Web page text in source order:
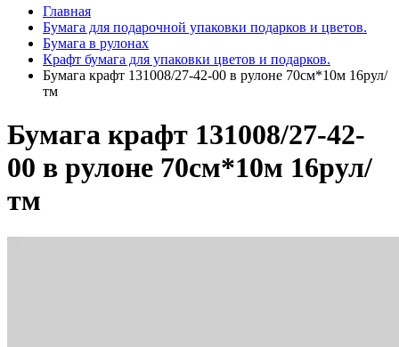
Главная
Бумага для подарочной упаковки подарков и цветов.
Бумага в рулонах
Крафт бумага для упаковки цветов и подарков.
Бумага крафт 131008/27-42-00 в рулоне 70см*10м 16рул/
тм
Бумага крафт 131008/27-42-
00 в рулоне 70см*10м 16рул/
тм